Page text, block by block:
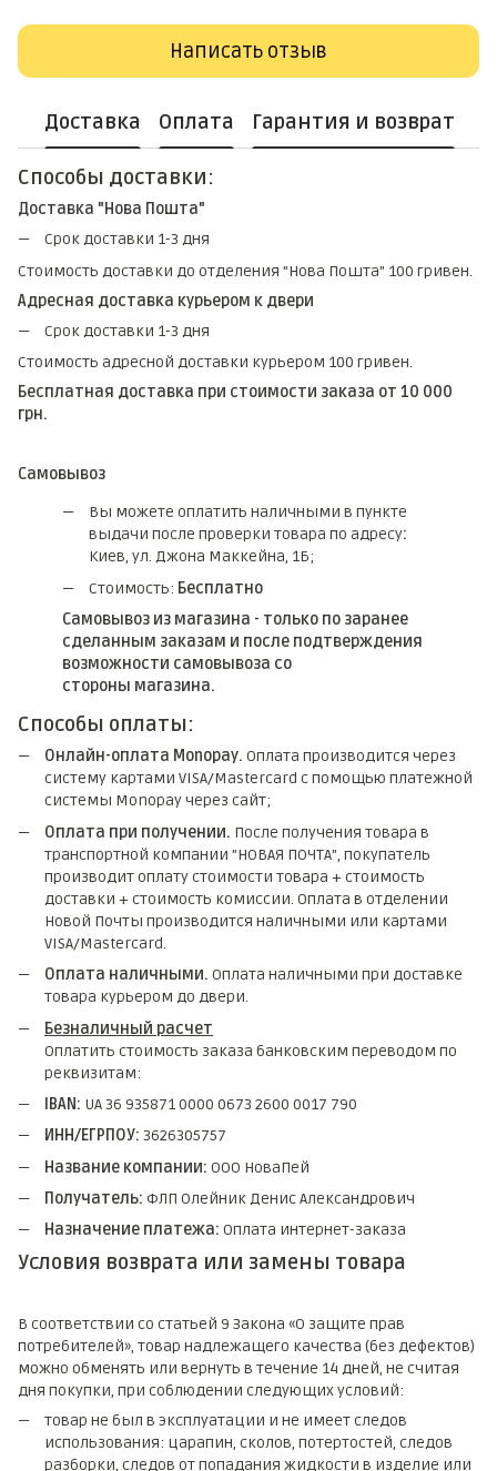
Написать отзыв
Доставка Оплата Гарантия и возврат
Способы доставки:
Доставка "Нова Пошта"
Срок доставки 1-3 дня
Стоимость доставки до отделения "Нова Пошта" 100 гривен.
Адресная доставка курьером к двери
Срок доставки 1-3 дня
Стоимость адресной доставки курьером 100 гривен.
Бесплатная доставка при стоимости заказа от 10 000
грн.
Самовывоз
Вы можете оплатить наличными в пункте
выдачи после проверки товара по адресу:
Киев, ул. Джона Маккейна, 1Б;
Стоимость: Бесплатно
Самовывоз из магазина - только по заранее
сделанным заказам и после подтверждения
возможности самовывоза со
стороны магазина.
Способы оплаты:
Онлайн-оплата Monopay. Оплата производится через
систему картами VISA/Mastercard с помощью платежной
системы Monopay через сайт;
Оплата при получении. После получения товара в
транспортной компании "НОВАЯ ПОЧТА", покупатель
производит оплату стоимости товара + стоимость
доставки + стоимость комиссии. Оплата в отделении
Новой Почты производится наличными или картами
VISA/Mastercard.
Оплата наличными. Оплата наличными при доставке
товара курьером до двери.
Безналичный расчет
Оплатить стоимость заказа банковским переводом по
реквизитам:
IBAN: UA 36 935871 0000 0673 2600 0017 790
ИНН/ЕГРПОУ: 3626305757
Название компании: ООО НоваПей
Получатель: ФЛП Олейник Денис Александрович
Назначение платежа: Оплата интернет-заказа
Условия возврата или замены товара
В соответствии со статьей 9 Закона «О защите прав
потребителей», товар надлежащего качества (без дефектов)
можно обменять или вернуть в течение 14 дней, не считая
дня покупки, при соблюдении следующих условий:
товар не был в эксплуатации и не имеет следов
использования: царапин, сколов, потертостей, следов
разборки, следов от попадания жидкости в изделие или